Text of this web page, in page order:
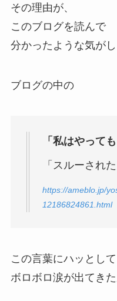
その理由が、
このブログを読んで
分かったような気がし
ブログの中の
「私はやって
「スルーされた
https://ameblo.jp/
12186824861.html
この言葉にハッとして
ボロボロ涙が出てきた